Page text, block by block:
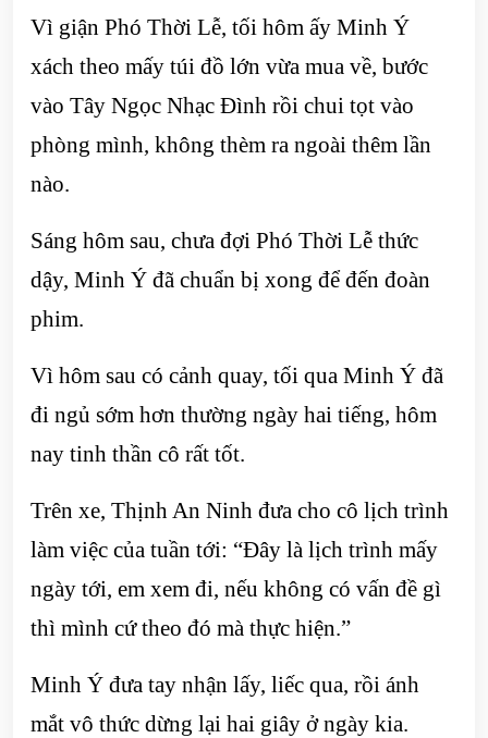
Vì giận Phó Thời Lễ, tối hôm ấy Minh Ý
xách theo mấy túi đồ lớn vừa mua về, bước
vào Tây Ngọc Nhạc Đình rồi chui tọt vào
phòng mình, không thèm ra ngoài thêm lần
nào.
Sáng hôm sau, chưa đợi Phó Thời Lễ thức
dậy, Minh Ý đã chuẩn bị xong để đến đoàn
phim.
Vì hôm sau có cảnh quay, tối qua Minh Ý đã
đi ngủ sớm hơn thường ngày hai tiếng, hôm
nay tinh thần cô rất tốt.
Trên xe, Thịnh An Ninh đưa cho cô lịch trình
làm việc của tuần tới: “Đây là lịch trình mấy
ngày tới, em xem đi, nếu không có vấn đề gì
thì mình cứ theo đó mà thực hiện.”
Minh Ý đưa tay nhận lấy, liếc qua, rồi ánh
mắt vô thức dừng lại hai giây ở ngày kia.